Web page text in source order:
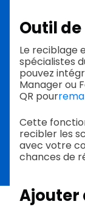
Outil
Le reciblage
spécialistes
pouvez
Manager ou
QR pour
Cette
recibler les
avec votre
chances de
Ajouter